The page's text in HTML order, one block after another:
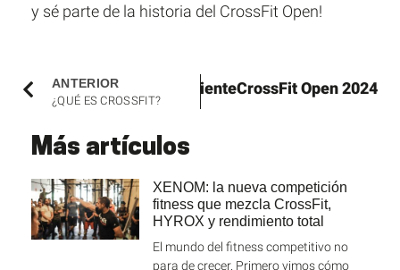
y sé parte de la historia del CrossFit Open!
ANTERIOR
¿QUÉ ES CROSSFIT?
siguienteCrossFit Open 2024
Más artículos
XENOM: la nueva competición
fitness que mezcla CrossFit,
HYROX y rendimiento total
El mundo del fitness competitivo no
para de crecer. Primero vimos cómo